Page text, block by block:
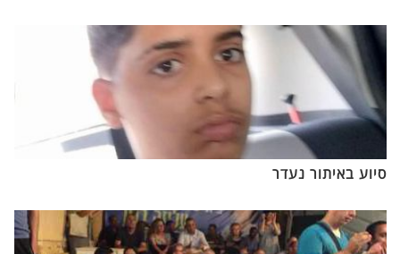
סיוע באיתור נעדר